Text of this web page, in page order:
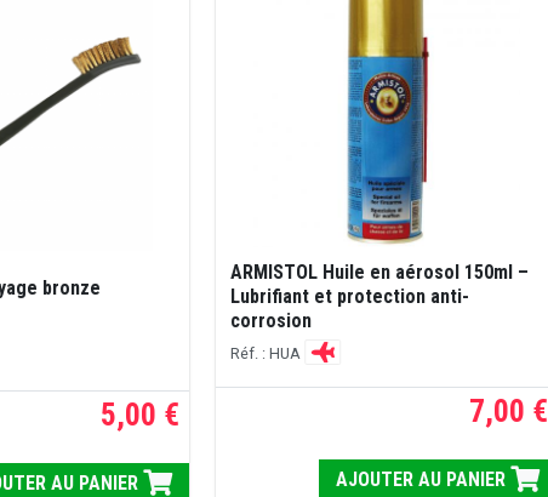
bronze
5,00 €
AU PANIER
ARMISTOL Huile en aérosol 150ml –
Lubrifiant et protection anti-
corrosion
Réf. : HUA
7,00 €
AJOUTER AU PANIER